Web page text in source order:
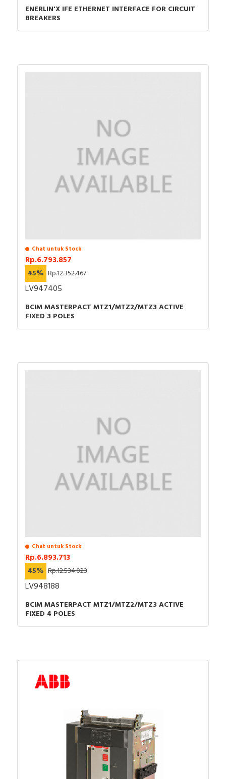
ENERLIN'X IFE ETHERNET INTERFACE FOR CIRCUIT
BREAKERS
Chat untuk Stock
Rp.6.793.857
45% Rp.12.352.467
LV947405
BCIM MASTERPACT MTZ1/MTZ2/MTZ3 ACTIVE
FIXED 3 POLES
Chat untuk Stock
Rp.6.893.713
45% Rp.12.534.023
LV948188
BCIM MASTERPACT MTZ1/MTZ2/MTZ3 ACTIVE
FIXED 4 POLES